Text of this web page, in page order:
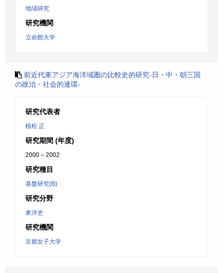
地域研究
研究機関
立命館大学
前近代東アジア海洋域圏の比較史的研究-日・中・朝三国
の政治・社会的連環-
研究代表者
植松 正
研究期間 (年度)
2000 – 2002
研究種目
基盤研究(B)
研究分野
東洋史
研究機関
京都女子大学